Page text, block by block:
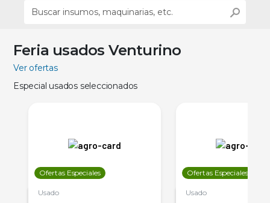
Feria usados Venturino
Ver ofertas
Especial usados seleccionados
Ofertas Especiales
Usado
Ofertas Especiales
Usado